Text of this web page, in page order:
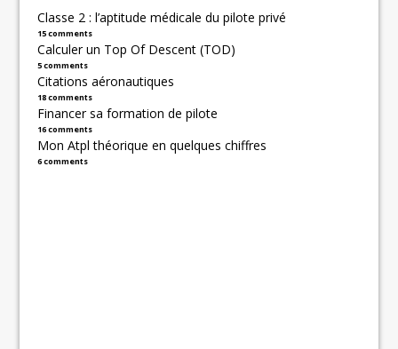
Classe 2 : l’aptitude médicale du pilote privé
15 comments
Calculer un Top Of Descent (TOD)
5 comments
Citations aéronautiques
18 comments
Financer sa formation de pilote
16 comments
Mon Atpl théorique en quelques chiffres
6 comments